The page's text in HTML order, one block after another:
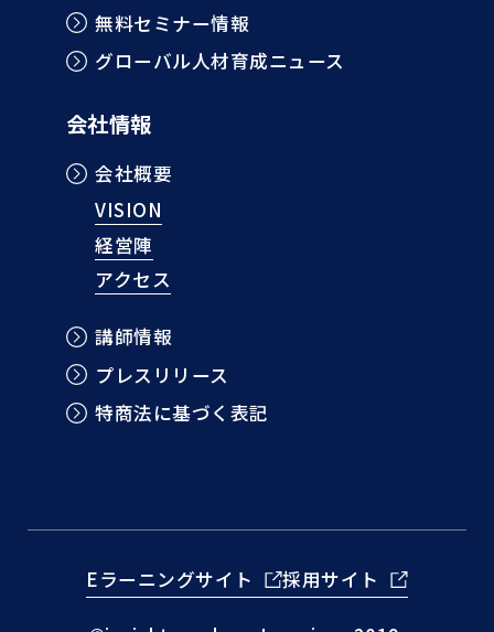
無料セミナー情報
グローバル人材育成ニュース
会社情報
会社概要
VISION
経営陣
アクセス
講師情報
プレスリリース
特商法に基づく表記
Eラーニングサイト 採用サイト